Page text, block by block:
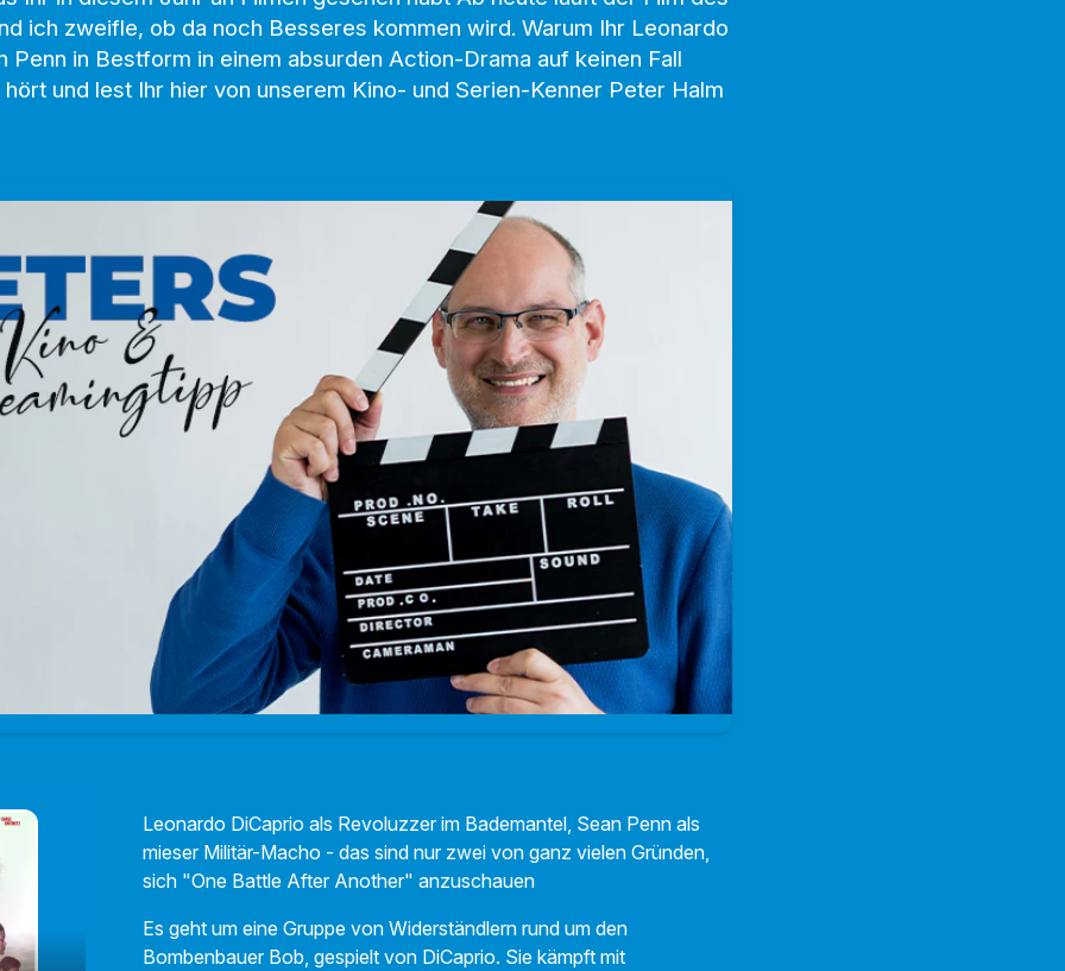
ich zweifle, ob da noch Besseres kommen wird. Warum Ihr Leonardo
Penn in Bestform in einem absurden Action-Drama auf keinen Fall
und lest Ihr hier von unserem Kino- und Serien-Kenner Peter Halm
Leonardo DiCaprio als Revoluzzer im Bademantel, Sean Penn als
mieser Militär-Macho - das sind nur zwei von ganz vielen Gründen,
sich "One Battle After Another" anzuschauen
Es geht um eine Gruppe von Widerständlern rund um den
Bombenbauer Bob, gespielt von DiCaprio. Sie kämpft mit